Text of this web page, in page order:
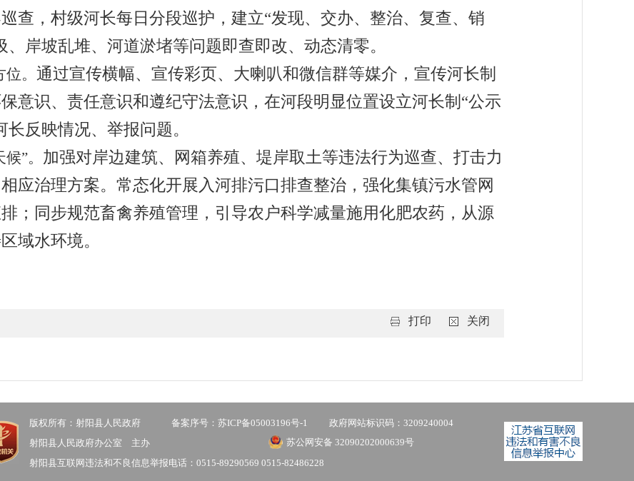
查，村级河长每日分段巡护，建立“发现、交办、整治、复查、销
岸坡乱堆、河道淤堵等问题即查即改、动态清零。
位。 通过宣传横幅、宣传彩页、大喇叭和微信群等媒介，宣传河长制
意识、责任意识和遵纪守法意识，在河段明显位置设立河长制 “公示
长反映情况、举报问题。
候”。 加强对岸边建筑、网箱养殖、堤岸取土等违法行为巡查、打击力
应治理方案。 常态化开展入河排污口排查整治，强化集镇污水管网
；同步规范畜禽养殖管理，引导农户科学减量施用化肥农药，从源
域水环境。
打印 关闭
版权所有：射阳县人民政府 备案序号：苏ICP备05003196号-1
政府网站标识码：3209240004
射阳县人民政府办公室 主办
苏公网安备 32090202000639号
射阳县互联网违法和不良信息举报电话：0515-89290569 0515-82486228